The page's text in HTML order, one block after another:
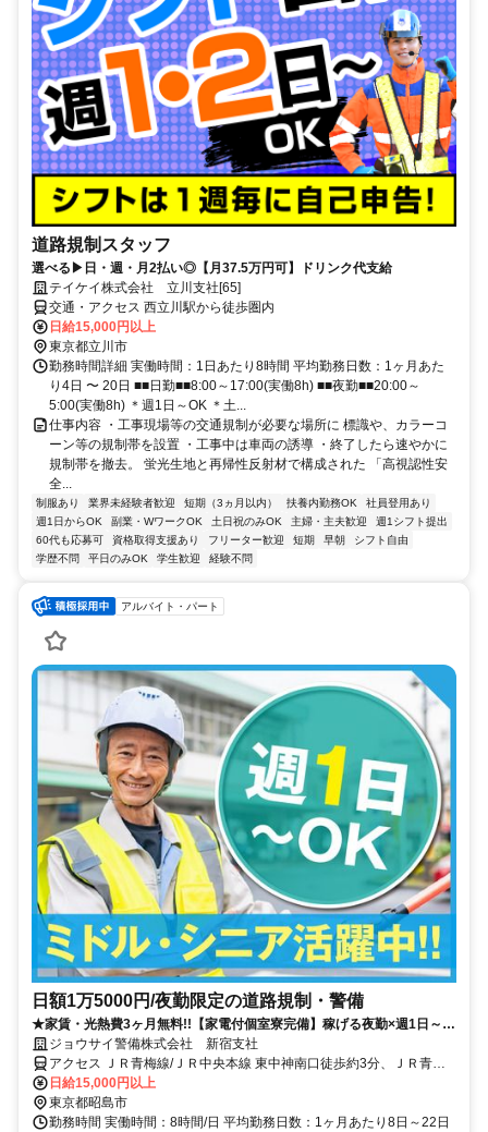
道路規制スタッフ
選べる▶日・週・月2払い◎【月37.5万円可】ドリンク代支給
テイケイ株式会社 立川支社[65]
交通・アクセス 西立川駅から徒歩圏内
日給15,000円以上
東京都立川市
勤務時間詳細 実働時間：1日あたり8時間 平均勤務日数：1ヶ月あた
り4日 〜 20日 ■■日勤■■8:00～17:00(実働8h) ■■夜勤■■20:00～
5:00(実働8h) ＊週1日～OK ＊土...
仕事内容 ・工事現場等の交通規制が必要な場所に 標識や、カラーコ
ーン等の規制帯を設置 ・工事中は車両の誘導 ・終了したら速やかに
規制帯を撤去。 蛍光生地と再帰性反射材で構成された 「高視認性安
全...
制服あり 業界未経験者歓迎 短期（3ヵ月以内） 扶養内勤務OK
社員登用あり
週1日からOK
副業・WワークOK 土日祝のみOK 主婦・主夫歓迎
週1シフト提出
60代も応募可
資格取得支援あり フリーター歓迎 短期 早朝
シフト自由
学歴不問
平日のみOK 学生歓迎 経験不問
アルバイト・パート
日額1万5000円/夜勤限定の道路規制・警備
★家賃・光熱費3ヶ月無料!!【家電付個室寮完備】稼げる夜勤×週1日～◎
日給1万5000円・週払い可★
ジョウサイ警備株式会社 新宿支社
アクセス ＪＲ青梅線/ＪＲ中央本線 東中神南口徒歩約3分、ＪＲ青梅
線/ＪＲ中央本線 中神南口徒歩約11分、ＪＲ青梅線/ＪＲ中央本線 西立
川南口徒歩約14分 東中神駅周辺/直行直帰OK
日給15,000円以上
東京都昭島市
勤務時間 実働時間：8時間/日 平均勤務日数：1ヶ月あたり8日～22日